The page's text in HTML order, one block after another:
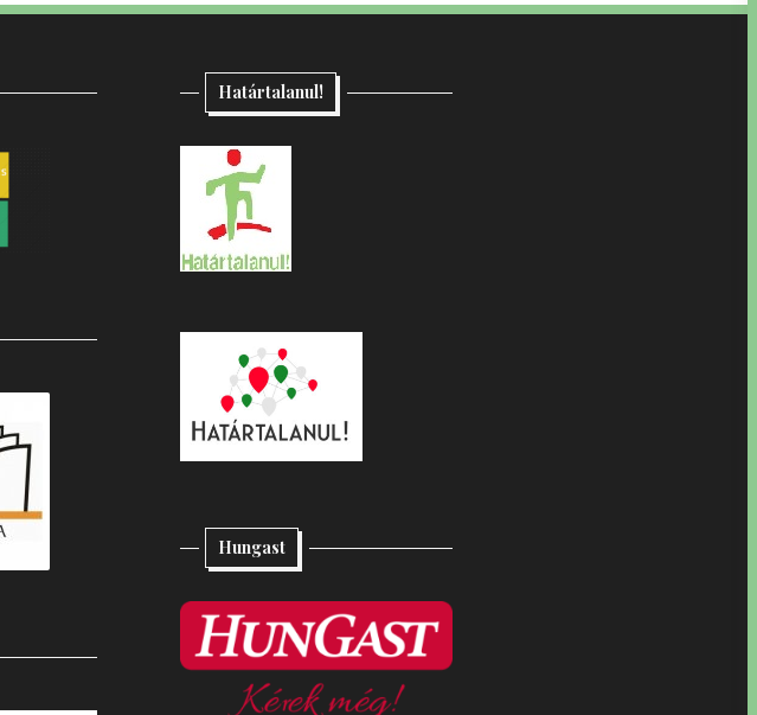
Határtalanul!
Hungast